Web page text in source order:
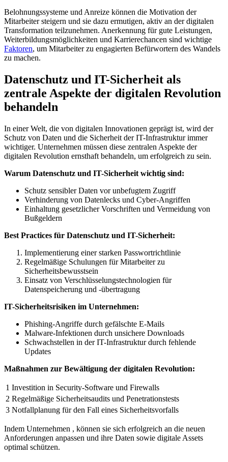
Belohnungssysteme und Anreize können die Motivation der‌
Mitarbeiter⁢ steigern und⁢ sie⁤ dazu ermutigen, aktiv an der digitalen‍
Transformation teilzunehmen. ⁣Anerkennung für gute Leistungen,
Weiterbildungsmöglichkeiten⁣ und Karrierechancen sind⁢ wichtige
Faktoren, ‌um Mitarbeiter⁣ zu‌ engagierten Befürwortern des Wandels
zu‍ machen.
Datenschutz​ und ⁤IT-Sicherheit als
zentrale Aspekte der digitalen Revolution
behandeln
In‍ einer Welt, die von digitalen Innovationen geprägt ist,⁤ wird ⁣der
‌Schutz von Daten und die Sicherheit der IT-Infrastruktur⁣ immer
wichtiger. Unternehmen ‌müssen ‌diese zentralen Aspekte der
digitalen Revolution​ ernsthaft⁢ behandeln, ⁤um erfolgreich zu sein.
Warum Datenschutz und IT-Sicherheit wichtig sind:
Schutz sensibler‌ Daten ⁣vor unbefugtem Zugriff
Verhinderung ‍von Datenlecks⁣ und Cyber-Angriffen
Einhaltung gesetzlicher ⁣Vorschriften ‍und Vermeidung von
Bußgeldern
Best ⁢Practices für Datenschutz⁢ und IT-Sicherheit:
Implementierung einer starken Passwortrichtlinie
Regelmäßige Schulungen⁤ für ⁢Mitarbeiter ⁢zu⁤
Sicherheitsbewusstsein
Einsatz von‍ Verschlüsselungstechnologien für
Datenspeicherung und ​-übertragung
IT-Sicherheitsrisiken​ im Unternehmen:
Phishing-Angriffe durch gefälschte E-Mails
Malware-Infektionen durch ⁢unsichere Downloads
Schwachstellen‌ in ‌der IT-Infrastruktur durch fehlende
Updates
Maßnahmen zur Bewältigung ⁤der digitalen Revolution:
1 Investition ⁣in⁤ Security-Software und​ Firewalls
2 Regelmäßige‌ Sicherheitsaudits und Penetrationstests
3 Notfallplanung für den⁢ Fall eines Sicherheitsvorfalls
Indem Unternehmen , ⁢können⁣ sie sich ‌erfolgreich ⁢an ‍die neuen
Anforderungen anpassen ‍und ihre Daten sowie⁢ digitale Assets
optimal schützen.